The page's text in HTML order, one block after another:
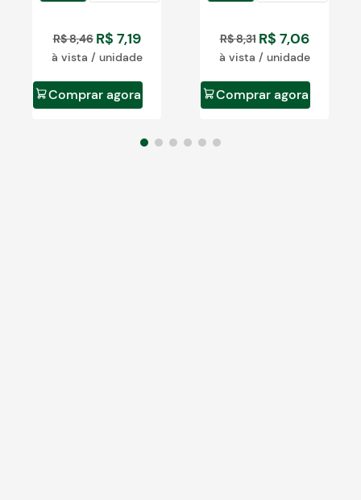
R$8,46 R$ 7,19
à vista / unidade
Comprar agora
R$8,31 R$ 7,06
à vista / unidade
Comprar agora